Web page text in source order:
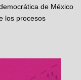
de México
los procesos